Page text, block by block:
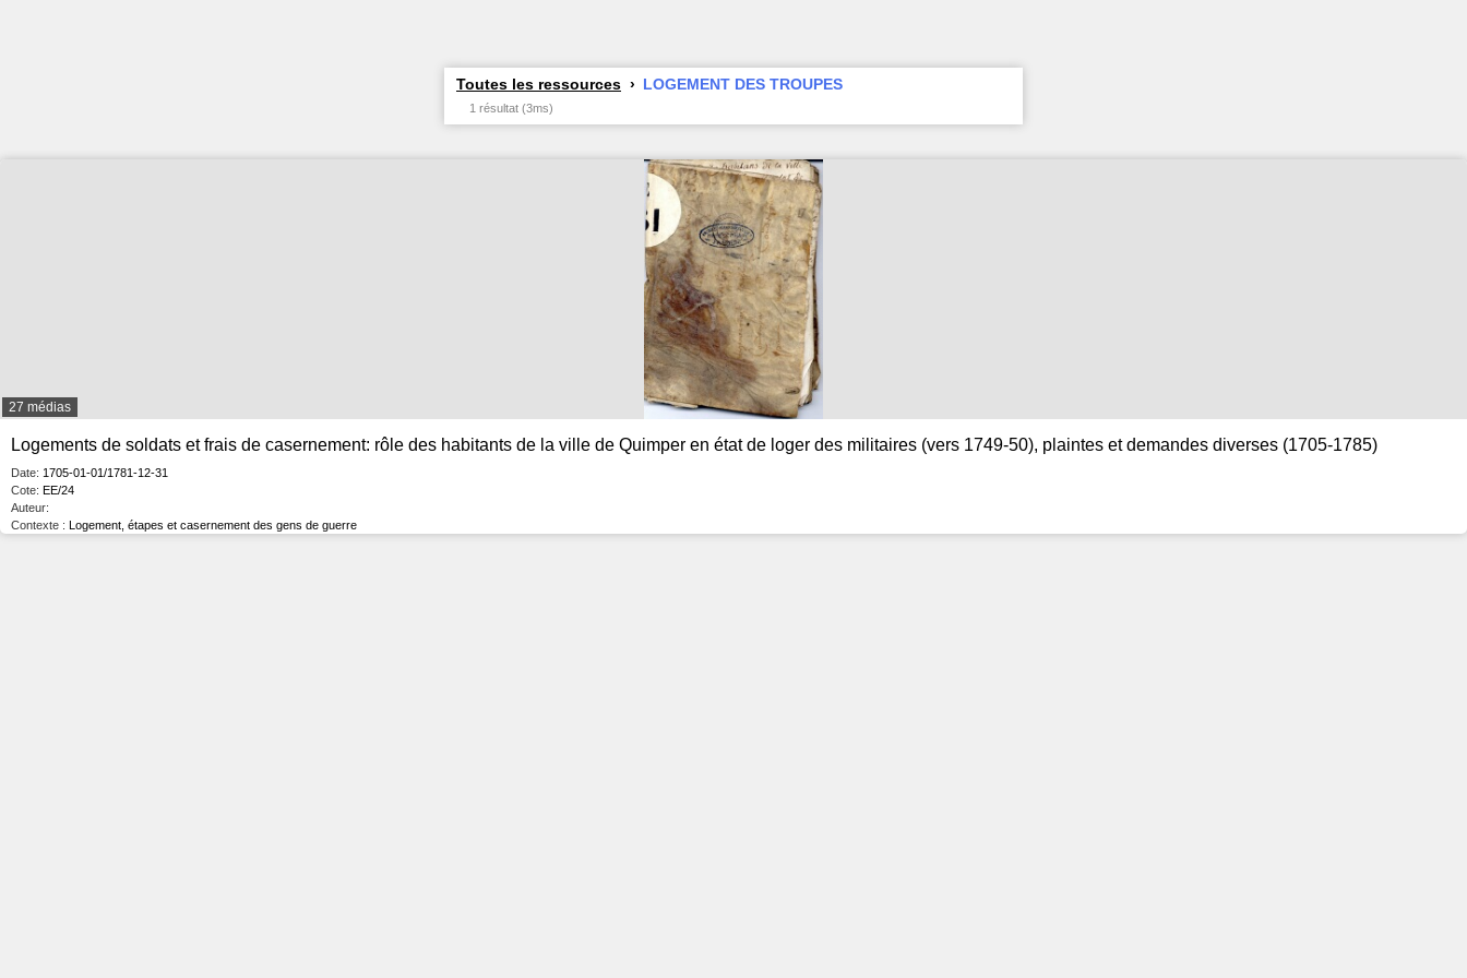
Toutes les ressources LOGEMENT DES TROUPES
1 résultat (3ms)
27 médias
Logements de soldats et frais de casernement: rôle des habitants de la ville de Quimper en état de loger des militaires (vers 1749-50), plaintes et demandes diverses (1705-1785)
Date: 1705-01-01/1781-12-31
Cote: EE/24
Auteur:
Contexte : Logement, étapes et casernement des gens de guerre